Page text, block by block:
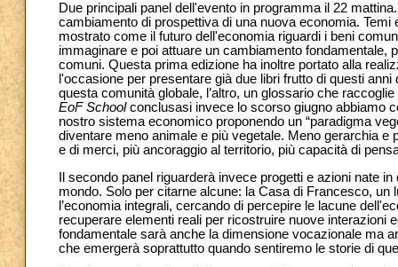
Due principali panel dell'evento in programma il 22
cambiamento di prospettiva di una nuova economia.
mostrato come il futuro dell'economia riguardi i beni
immaginare e poi attuare un cambiamento
comuni. Questa prima edizione ha inoltre portato alla
l'occasione per presentare già due libri frutto di questi
questa comunità globale, l’altro, un glossario che
EoF Schoolconclusasi invece lo scorso giugno abbiamo
nostro sistema economico proponendo un “paradigma
diventare meno animale e più vegetale. Meno gerarchia
e di merci, più ancoraggio al territorio, più capacità di
Il secondo panel riguarderà invece progetti e azioni nate
mondo. Solo per citarne alcune: la Casa di Francesco, un
l’economia integrali, cercando di percepire le lacune
recuperare elementi reali per ricostruire nuove interazioni
fondamentale sarà anche la dimensione vocazionale ma
che emergerà soprattutto quando sentiremo le storie di